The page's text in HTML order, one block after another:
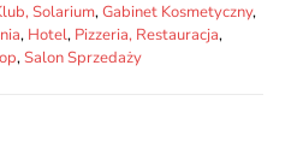
Solarium,Gabinet Kosmetyczny,
, Hotel, Pizzeria, Restauracja,
,Salon Sprzedaży